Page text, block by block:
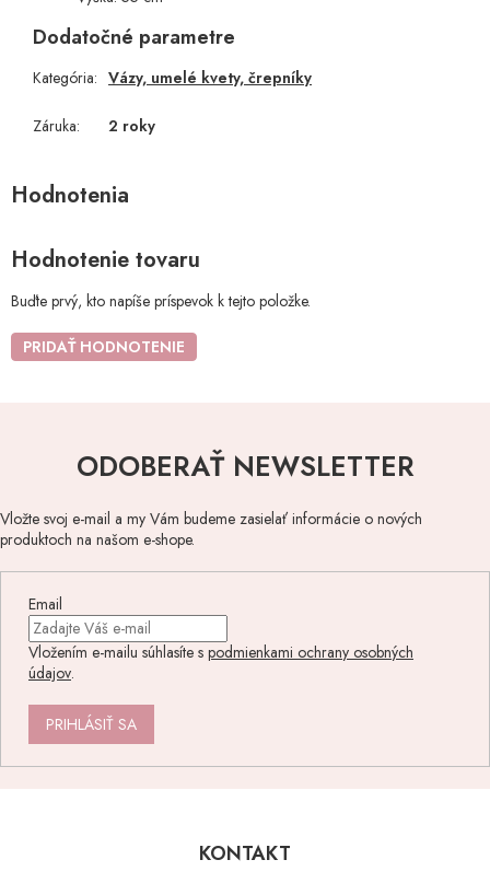
Dodatočné parametre
Kategória: Vázy, umelé kvety, črepníky
Záruka: 2 roky
Hodnotenie tovaru
Buďte prvý, kto napíše príspevok k tejto položke.
PRIDAŤ HODNOTENIE
ODOBERAŤ NEWSLETTER
Vložte svoj e-mail a my Vám budeme zasielať informácie o nových
produktoch na našom e-shope.
Email
Vložením e-mailu súhlasíte s podmienkami ochrany osobných
údajov.
PRIHLÁSIŤ SA
KONTAKT